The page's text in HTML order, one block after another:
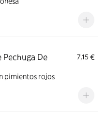
Pechuga De
7,15 €
pimientos rojos